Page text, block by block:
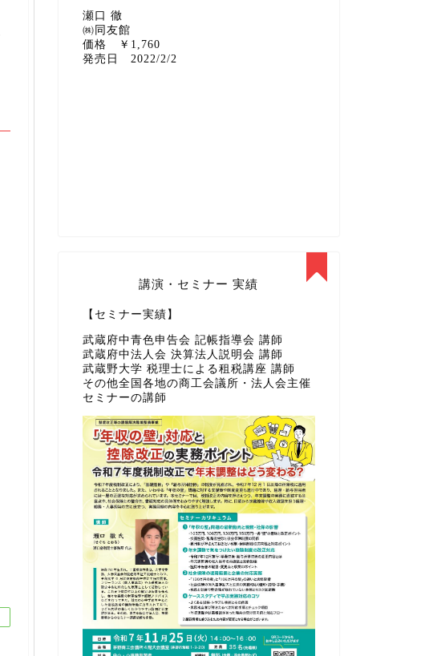
瀬口 徹
㈱同友館
価格 ￥1,760
発売日 2022/2/2
講演・セミナー 実績
【セミナー実績】
武蔵府中青色申告会 記帳指導会 講師
武蔵府中法人会 決算法人説明会 講師
武蔵野大学 税理士による租税講座 講師
その他全国各地の商工会議所・法人会主催
セミナーの講師